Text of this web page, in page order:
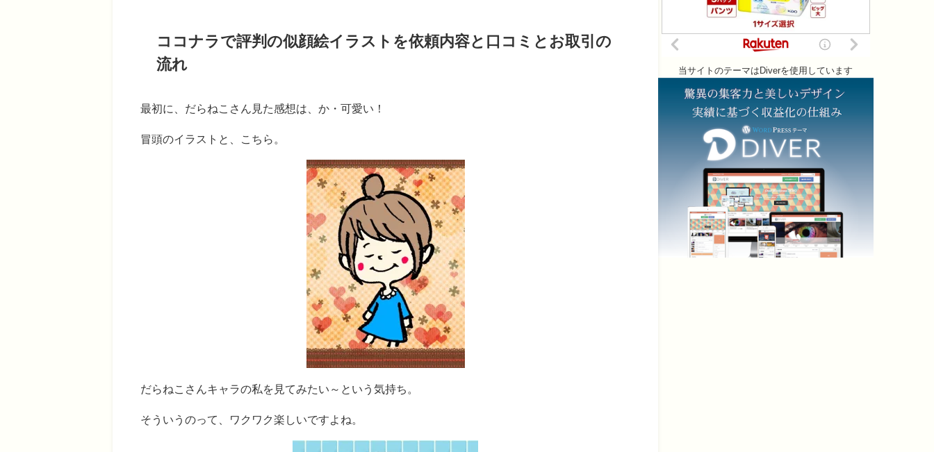
ココナラで評判の似顔絵イラストを依頼内容と口コミとお取引の
流れ
最初に、だらねこさん見た感想は、か・可愛い！
冒頭のイラストと、こちら。
だらねこさんキャラの私を見てみたい～という気持ち。
そういうのって、ワクワク楽しいですよね。
当サイトのテーマはDiverを使用しています